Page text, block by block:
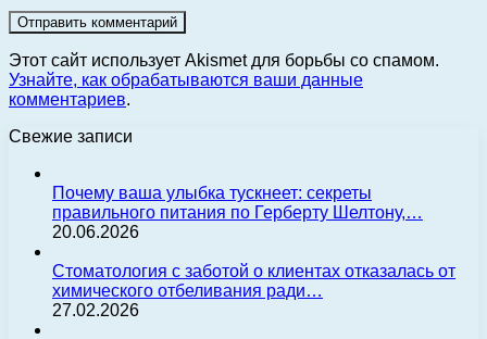
Этот сайт использует Akismet для борьбы со спамом.
Узнайте, как обрабатываются ваши данные
комментариев.
Свежие записи
Почему ваша улыбка тускнеет: секреты
правильного питания по Герберту Шелтону,…
20.06.2026
Стоматология с заботой о клиентах отказалась от
химического отбеливания ради…
27.02.2026